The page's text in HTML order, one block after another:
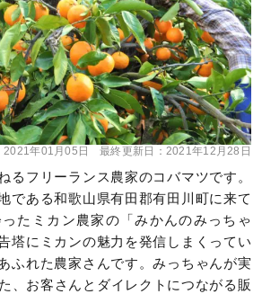
2021年01月05日 最終更新日： 2021年12月28日
るフリーランス農家のコバマツです。
である和歌山県有田郡有田川町に来て
たミカン農家の「みかんのみっちゃ
塔にミカンの魅力を発信しまくってい
ふれた農家さんです。みっちゃんが実
、お客さんとダイレクトにつながる販